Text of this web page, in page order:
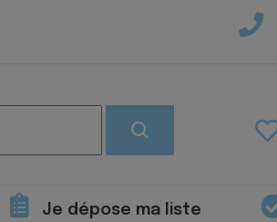
Je dépose ma liste